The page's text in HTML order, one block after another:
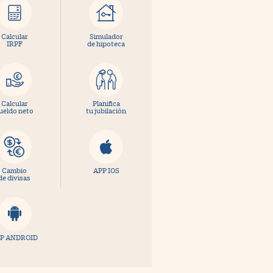
Calcular
IRPF
Simulador
de hipoteca
Calcular
neto
Planifica
tu jubilación
Cambio
divisas
APP IOS
ANDROID